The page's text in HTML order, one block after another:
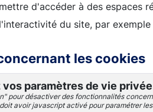
d'accéder à des espaces
du site, par
les cookies
paramètres de vie
pour désactiver des fonctionnalités
avoir javascript activé pour paramétrer